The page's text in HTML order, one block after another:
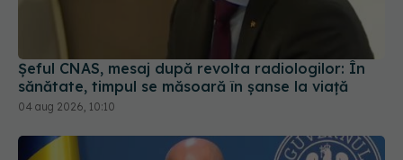
Șeful CNAS, mesaj după revolta radiologilor: În
sănătate, timpul se măsoară în șanse la viață
04 aug 2026, 10:10